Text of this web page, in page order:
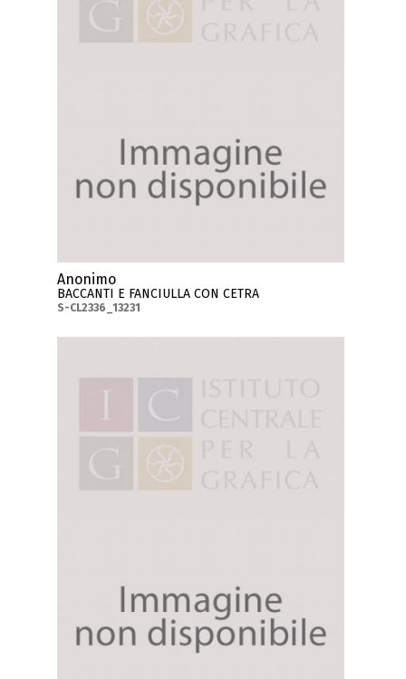
Anonimo
BACCANTI E FANCIULLA CON CETRA
S-CL2336_13231